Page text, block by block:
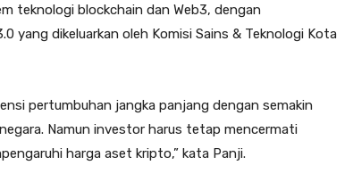
teknologi blockchain dan Web3, dengan
yang dikeluarkan oleh Komisi Sains & Teknologi Kota
pertumbuhan jangka panjang dengan semakin
Namun investor harus tetap mencermati
harga aset kripto,” kata Panji.